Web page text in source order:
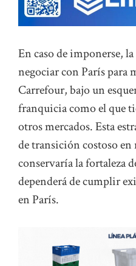
En caso de imponerse,
negociar con París para
Carrefour, bajo un
franquicia como el que
otros mercados. Esta
de transición costoso en
conservaría la fortaleza
dependerá de cumplir
en París.